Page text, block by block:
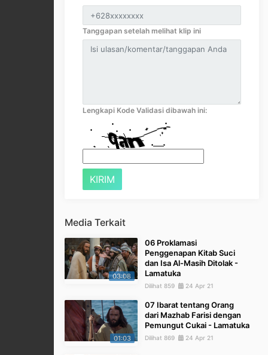
Tanggapan setelah melihat klip ini
Lengkapi Kode Validasi dibawah ini:
Media Terkait
03:08
06 Proklamasi
Penggenapan Kitab Suci
dan Isa Al-Masih Ditolak -
Lamatuka
Dilihat 859 24 Apr 21
01:03
07 Ibarat tentang Orang
dari Mazhab Farisi dengan
Pemungut Cukai - Lamatuka
Dilihat 869 24 Apr 21